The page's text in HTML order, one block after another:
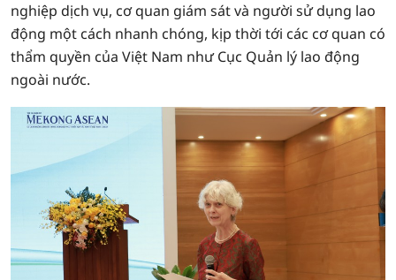
nghiệp dịch vụ, cơ quan giám sát và người sử dụng lao
động một cách nhanh chóng, kịp thời tới các cơ quan có
thẩm quyền của Việt Nam như Cục Quản lý lao động
ngoài nước.